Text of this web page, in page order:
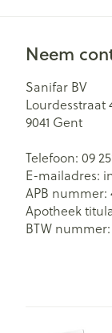
Neem
Sanifar BV
Lourdesstraat
9041 Gent
Telefoon: 09
E-mailadres:
APB nummer:
Apotheek
BTW nummer: